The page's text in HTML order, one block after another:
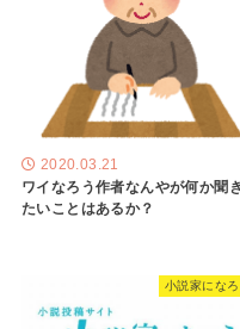
2020.03.21
ワイなろう作者なんやが何か聞き
たいことはあるか？
小説家になろ